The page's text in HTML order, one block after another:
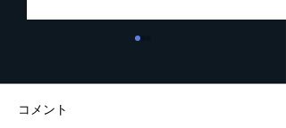
こんにちは！ 最近、つくづ
コメント